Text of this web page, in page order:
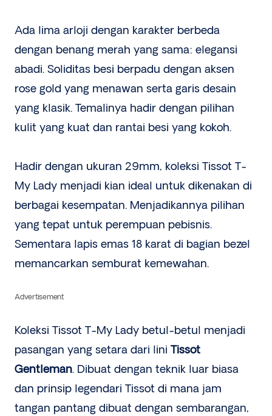
Ada lima arloji dengan karakter berbeda
dengan benang merah yang sama: elegansi
abadi. Soliditas besi berpadu dengan aksen
rose gold yang menawan serta garis desain
yang klasik. Temalinya hadir dengan pilihan
kulit yang kuat dan rantai besi yang kokoh.
Hadir dengan ukuran 29mm, koleksi Tissot T-
My Lady menjadi kian ideal untuk dikenakan di
berbagai kesempatan. Menjadikannya pilihan
yang tepat untuk perempuan pebisnis.
Sementara lapis emas 18 karat di bagian bezel
memancarkan semburat kemewahan.
Advertisement
Koleksi Tissot T-My Lady betul-betul menjadi
pasangan yang setara dari lini Tissot
Gentleman. Dibuat dengan teknik luar biasa
dan prinsip legendari Tissot di mana jam
tangan pantang dibuat dengan sembarangan,